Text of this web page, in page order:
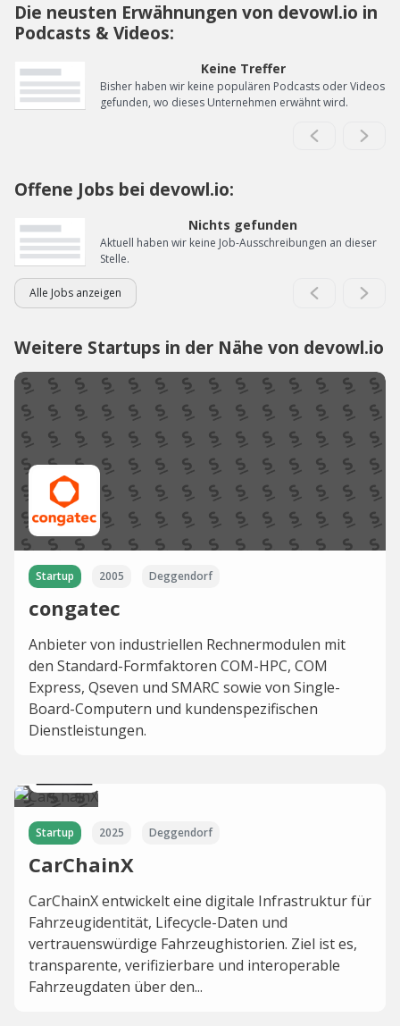
Die neusten Erwähnungen von devowl.io in
Podcasts & Videos:
Keine Treffer
Bisher haben wir keine populären Podcasts oder Videos
gefunden, wo dieses Unternehmen erwähnt wird.
Offene Jobs bei devowl.io:
Nichts gefunden
Aktuell haben wir keine Job-Ausschreibungen an dieser
Stelle.
Alle Jobs anzeigen
Weitere Startups in der Nähe von devowl.io
Startup 2005 Deggendorf
congatec
Anbieter von industriellen Rechnermodulen mit
den Standard-Formfaktoren COM-HPC, COM
Express, Qseven und SMARC sowie von Single-
Board-Computern und kundenspezifischen
Dienstleistungen.
Startup 2025 Deggendorf
CarChainX
CarChainX entwickelt eine digitale Infrastruktur für
Fahrzeugidentität, Lifecycle-Daten und
vertrauenswürdige Fahrzeughistorien. Ziel ist es,
transparente, verifizierbare und interoperable
Fahrzeugdaten über den...